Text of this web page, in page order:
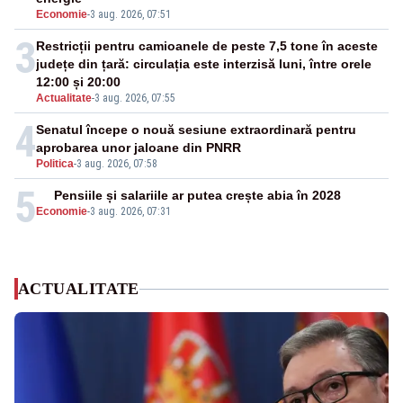
Economie-3 aug. 2026, 07:51
3
Actualitate-3 aug. 2026, 07:55
Restricții pentru camioanele de peste 7,5 tone în aceste
județe din țară: circulația este interzisă luni, între orele
12:00 și 20:00
4 Politica-3 aug. 2026, 07:58
Senatul începe o nouă sesiune extraordinară pentru
aprobarea unor jaloane din PNRR
5 Economie-3 aug. 2026, 07:31
Pensiile și salariile ar putea crește abia în 2028
ACTUALITATE